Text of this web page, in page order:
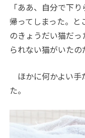
「ああ、自分で下
帰ってしまった。
のきょうだい猫だ
られない猫がいたの
ほかに何かよい手
た。